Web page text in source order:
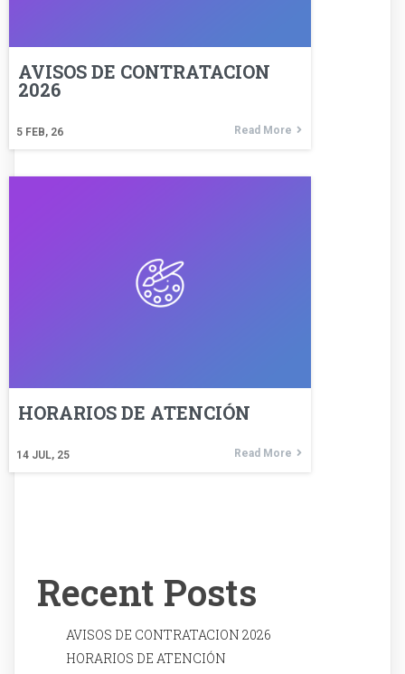
AVISOS DE CONTRATACION
2026
5 FEB, 26 Read More
HORARIOS DE ATENCIÓN
14 JUL, 25 Read More
Recent Posts
AVISOS DE CONTRATACION 2026
HORARIOS DE ATENCIÓN